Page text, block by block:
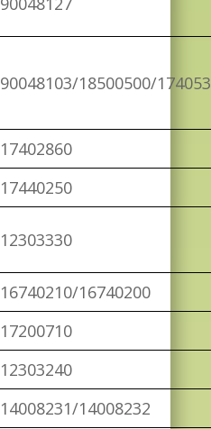
90048103/18500500/
17402860
17440250
12303330
16740210/16740200
17200710
12303240
14008231/14008232